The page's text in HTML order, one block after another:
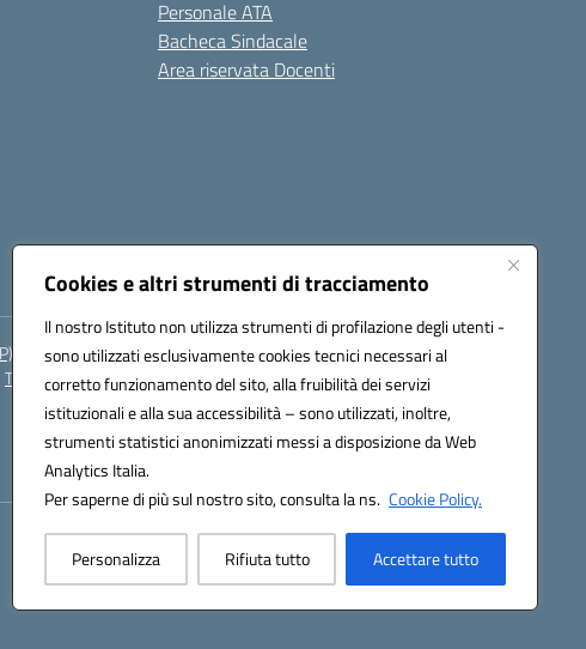
Cookies e altri strumenti di tracciamento
Il nostro Istituto non utilizza strumenti di profilazione degli utenti -
sono utilizzati esclusivamente cookies tecnici necessari al
corretto funzionamento del sito, alla fruibilità dei servizi
istituzionali e alla sua accessibilità – sono utilizzati, inoltre,
strumenti statistici anonimizzati messi a disposizione da Web
Analytics Italia.
Per saperne di più sul nostro sito, consulta la ns. Cookie Policy.
Personalizza Rifiuta tutto Accettare tutto
Personale ATA
Bacheca Sindacale
Area riservata Docenti
TPIC81300B@pec.istruzione.it